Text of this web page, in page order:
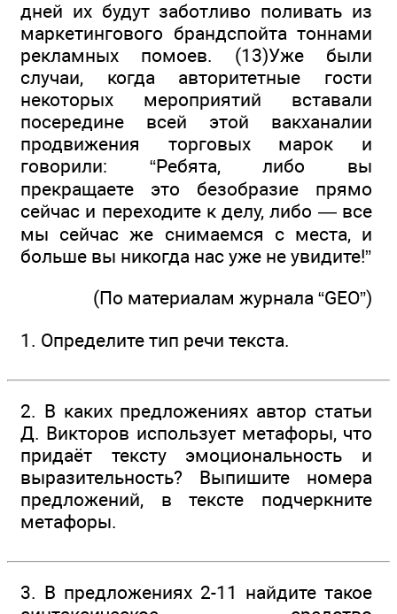
дней их будут заботливо поливать из
маркетингового брандспойта тоннами
рекламных помоев. (13)Уже были
случаи, когда авторитетные гости
некоторых мероприятий вставали
посередине всей этой вакханалии
продвижения торговых марок и
говорили: “Ребята, либо вы
прекращаете это безобразие прямо
сейчас и переходите к делу, либо — все
мы сейчас же снимаемся с места, и
больше вы никогда нас уже не увидите!”
(По материалам журнала “GEO”)
1. Определите тип речи текста.
2. В каких предложениях автор статьи
Д. Викторов использует метафоры, что
придаёт тексту эмоциональность и
выразительность? Выпишите номера
предложений, в тексте подчеркните
метафоры.
3. В предложениях 2-11 найдите такое